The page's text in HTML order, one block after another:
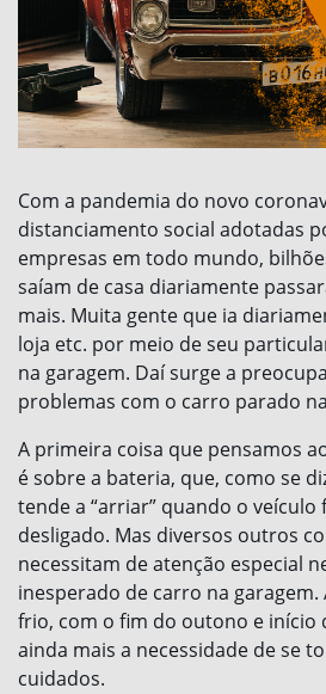
Com a pandemia do novo
distanciamento social adotadas
empresas em todo mundo,
saíam de casa diariamente
mais. Muita gente que ia
loja etc. por meio de seu
na garagem. Daí surge a
problemas com o carro parado
A primeira coisa que pensamos
é sobre a bateria, que, como se
tende a “arriar” quando o
desligado. Mas diversos outros
necessitam de atenção especial
inesperado de carro na garagem.
frio, com o fim do outono e início
ainda mais a necessidade de se
cuidados.